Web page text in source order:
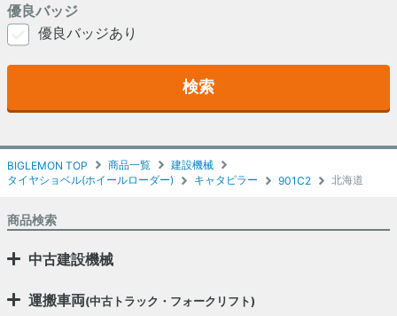
BIGLEMON TOP 商品一覧
建設機械
タイヤショベル(ホイールローダー)
キャタピラー 901C2 北海道
優良バッジ
優良バッジあり
検索
商品検索
中古建設機械
運搬車両(中古トラック・フォークリフト)